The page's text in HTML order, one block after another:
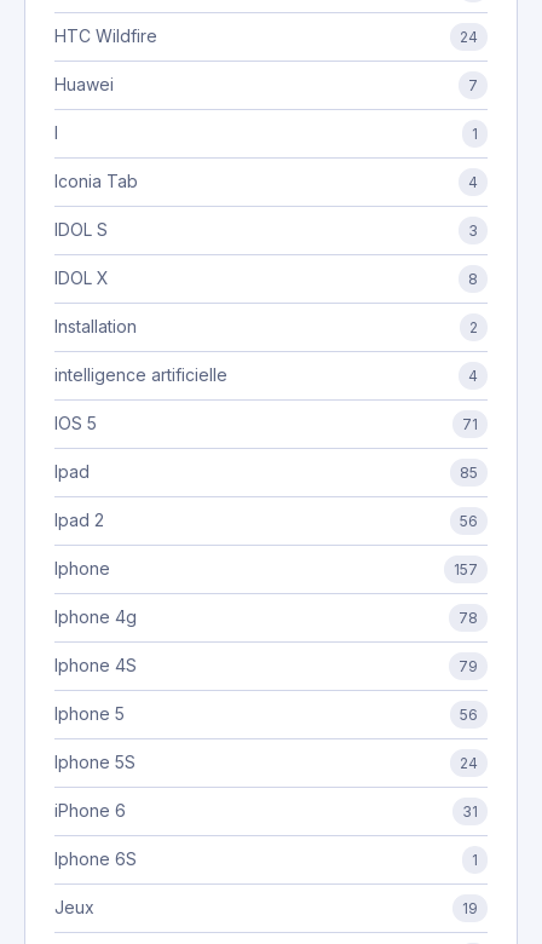
HTC Wildfire 24
Huawei 7
I 1
Iconia Tab 4
IDOL S 3
IDOL X 8
Installation 2
intelligence artificielle 4
IOS 5 71
Ipad 85
Ipad 2 56
Iphone 157
Iphone 4g 78
Iphone 4S 79
Iphone 5 56
Iphone 5S 24
iPhone 6 31
Iphone 6S 1
Jeux 19